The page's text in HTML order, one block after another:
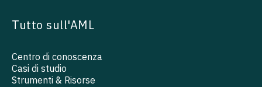
Tutto sull'AML
Centro di conoscenza
Casi di studio
Strumenti & Risorse